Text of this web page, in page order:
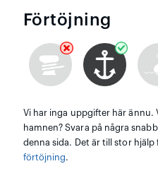
Förtöjning
Vi har inga uppgifter här ännu.
hamnen? Svara på några
denna sida. Det är till stor hjälp
förtöjning.